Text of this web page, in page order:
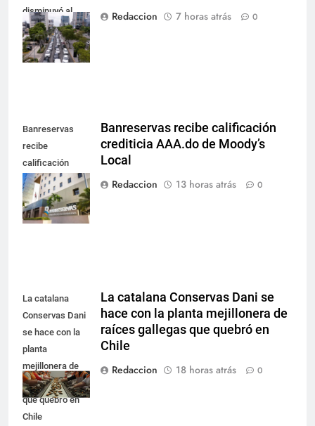
disminuyó al
5.47 % en julio
2026
Redaccion
7 horas atrás 0
Banreservas
recibe
calificación
crediticia
AAA.do de
Moody's Local
Banreservas recibe calificación
crediticia AAA.do de Moody’s
Local
Redaccion
13 horas atrás 0
La catalana
Conservas Dani
se hace con la
planta
mejillonera de
raíces gallegas
que quebró en
Chile
La catalana Conservas Dani se
hace con la planta mejillonera de
raíces gallegas que quebró en
Chile
Redaccion
18 horas atrás 0